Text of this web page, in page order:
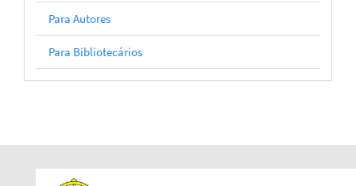
Para Autores
Para Bibliotecários